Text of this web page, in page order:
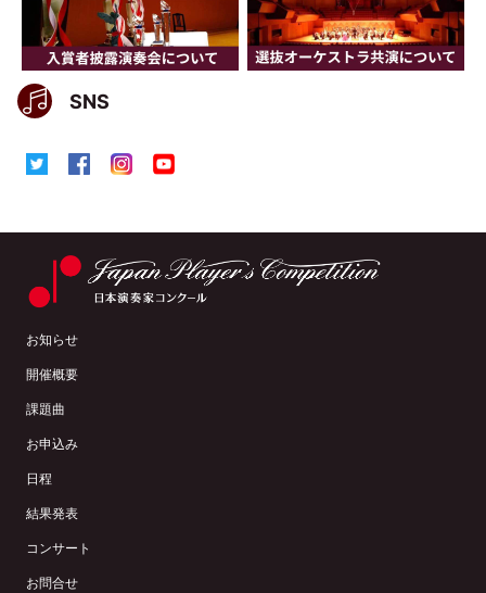
SNS
お知らせ
開催概要
課題曲
お申込み
日程
結果発表
コンサート
お問合せ